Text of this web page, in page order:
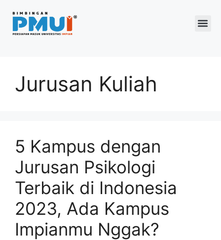
Jurusan Kuliah
5 Kampus dengan
Jurusan Psikologi
Terbaik di Indonesia
2023, Ada Kampus
Impianmu Nggak?